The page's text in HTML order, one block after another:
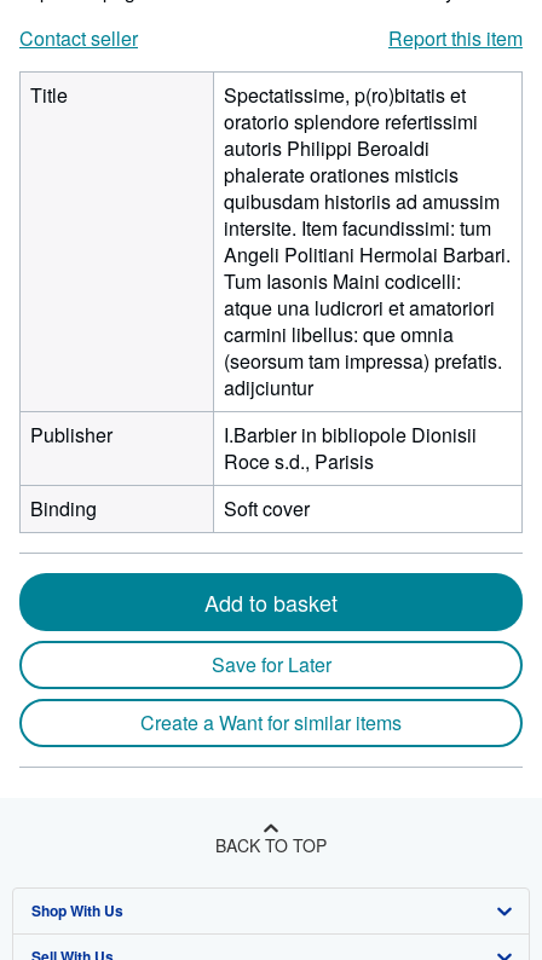
Contact seller
Report this item
Title
Spectatissime, p(ro)bitatis et
oratorio splendore refertissimi
autoris Philippi Beroaldi
phalerate orationes misticis
quibusdam historiis ad amussim
intersite. Item facundissimi: tum
Angeli Politiani Hermolai Barbari.
Tum Iasonis Maini codicelli:
atque una ludicrori et amatoriori
carmini libellus: que omnia
(seorsum tam impressa) prefatis.
adijciuntur
Publisher
I.Barbier in bibliopole Dionisii
Roce s.d., Parisis
Binding
Soft cover
Add to basket
Save for Later
Create a Want for similar items
BACK TO TOP
Shop With Us